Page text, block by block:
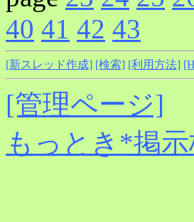
40 41 42 43
[新スレッド作成] [検索] [利用方法]
[管理ページ]
もっとき*掲示